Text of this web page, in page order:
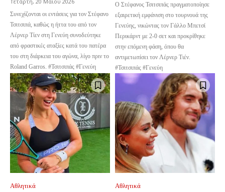
Συνεχίζονται οι εντάσεις για τον Στέφανο
Τσιτσιπά, καθώς η ήττα του από τον
Λέρνερ Τίεν στη Γενεύη συνοδεύτηκε
από φραστικές αταξίες κατά του πατέρα
του στη διάρκεια του αγώνα, λίγο πριν το
Roland Garros. #Τσιτσιπάς #Γενεύη
Ο Στέφανος Τσιτσιπάς πραγματοποίησε
εξαιρετική εμφάνιση στο τουρνουά της
Γενεύης, νικώντας τον Γάλλο Μπετσί
Περικάρντ με 2-0 σετ και προκρίθηκε
στην επόμενη φάση, όπου θα
αντιμετωπίσει τον Λέρνερ Τιέν.
#Τσιτσιπάς #Γενεύη
Αθλητικά Αθλητικά